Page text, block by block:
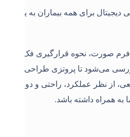
دیجیتال برای همه بیماران به یک
صورت، نحوه قرارگیری فک‌ها
می‌شود تا پروتزی طراحی
از نظر عملکرد، راحتی و دوام
به همراه داشته باشد.